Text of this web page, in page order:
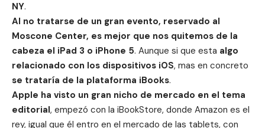
NY.
Al no tratarse de un gran evento, reservado al
Moscone Center, es mejor que nos quitemos de la
cabeza el iPad 3 o iPhone 5. Aunque si que esta algo
relacionado con los dispositivos iOS, mas en concreto
se trataría de la plataforma iBooks.
Apple ha visto un gran nicho de mercado en el tema
editorial, empezó con la iBookStore, donde Amazon es el
rey, igual que él entro en el mercado de las tablets, con